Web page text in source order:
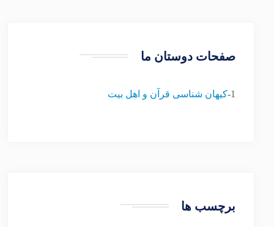
صفحات دوستان ما
1- کیهان شناسی قرآن و اهل بیت
برچسب ها